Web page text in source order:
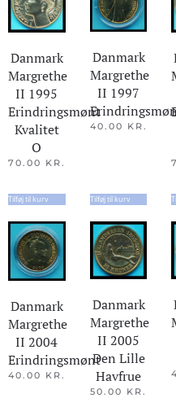
Danmark
Margrethe
II 1995
Erindringsmønt
Kvalitet
O
70.00 KR.
Tilføj til kurv
Danmark
Margrethe
II 1997
40.00 KR.
Tilføj til kurv
Danmark
Margrethe
II 2004
Erindringsmønt
40.00 KR.
Danmark
Margrethe
II 2005
Den Lille
Havfrue
50.00 KR.